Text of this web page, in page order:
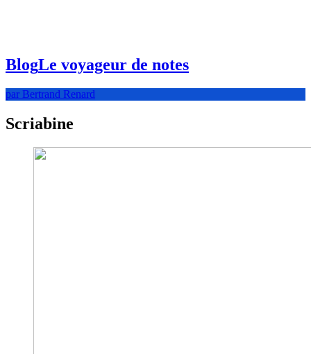
BlogLe voyageur de notes
par Bertrand Renard
Scriabine